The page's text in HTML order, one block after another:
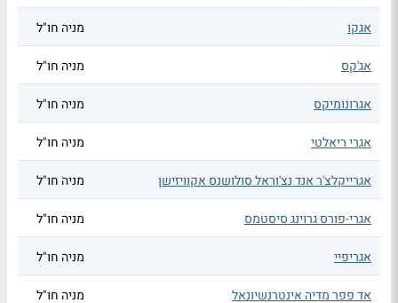
אגקו מניה חו"ל
אג'קס מניה חו"ל
אגרונומיקס מניה חו"ל
אגרי ריאלטי מניה חו"ל
אגרייקלצ'ר אנד נצ'וראל סולושנס אקוויזישן מניה חו"ל
אגרי-פורס גרוינג סיסטמס מניה חו"ל
אגריפיי מניה חו"ל
אד פפר מדיה אינטרנשיונאל מניה חו"ל